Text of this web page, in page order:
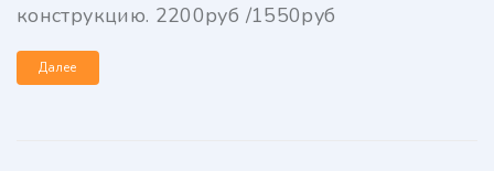
конструкцию. 2200руб /1550руб
Далее